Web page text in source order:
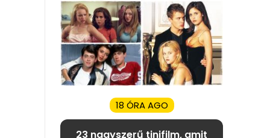
18 ÓRA AGO
23 nagyszerű tinifilm, amit